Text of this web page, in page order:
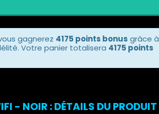
gagnerez 4175 points bonus grâce à
Votre panier totalisera 4175 points
- NOIR : DÉTAILS DU PRODUIT